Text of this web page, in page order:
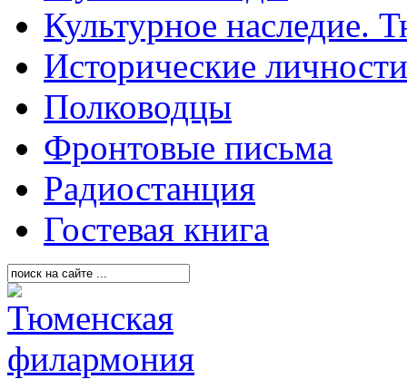
Культурное наследие.
Исторические личности
Полководцы
Фронтовые письма
Радиостанция
Гостевая книга